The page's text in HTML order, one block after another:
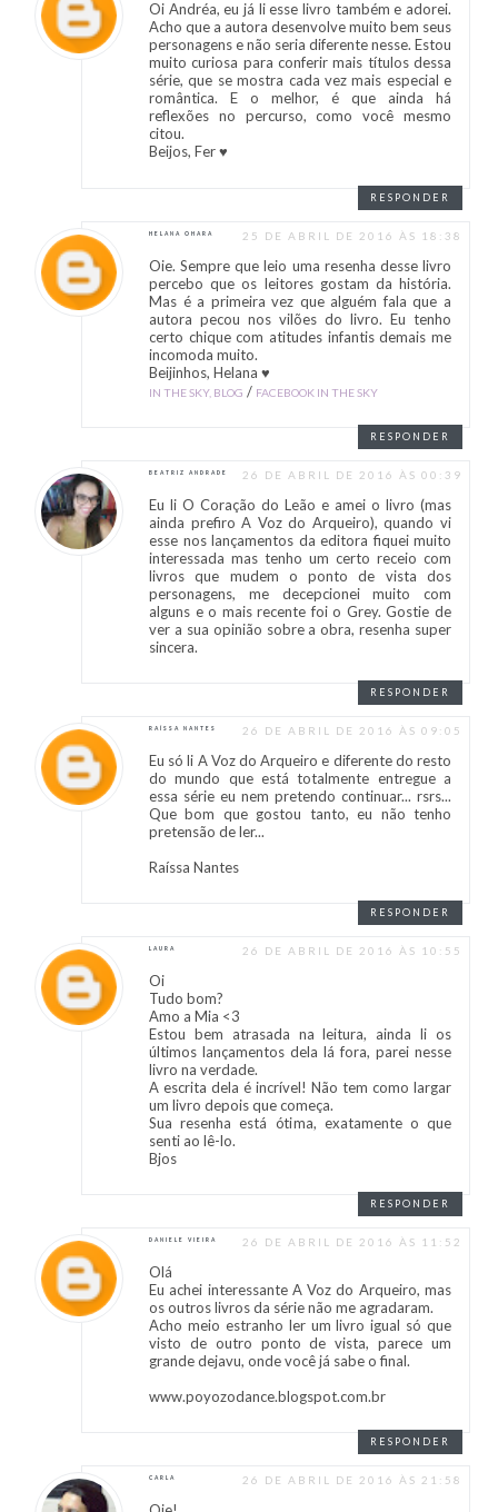
Oi Andréa, eu já li esse livro também e adorei.
Acho que a autora desenvolve muito bem seus
personagens e não seria diferente nesse. Estou
muito curiosa para conferir mais títulos dessa
série, que se mostra cada vez mais especial e
romântica. E o melhor, é que ainda há
reflexões no percurso, como você mesmo
citou.
Beijos, Fer ♥
RESPONDER
HELANA OHARA 25 DE ABRIL DE 2016 ÀS 18:38
Oie. Sempre que leio uma resenha desse livro
percebo que os leitores gostam da história.
Mas é a primeira vez que alguém fala que a
autora pecou nos vilões do livro. Eu tenho
certo chique com atitudes infantis demais me
incomoda muito.
Beijinhos, Helana ♥
IN THE SKY, BLOG / FACEBOOK IN THE SKY
RESPONDER
BEATRIZ ANDRADE 26 DE ABRIL DE 2016 ÀS 00:39
Eu li O Coração do Leão e amei o livro (mas
ainda prefiro A Voz do Arqueiro), quando vi
esse nos lançamentos da editora fiquei muito
interessada mas tenho um certo receio com
livros que mudem o ponto de vista dos
personagens, me decepcionei muito com
alguns e o mais recente foi o Grey. Gostie de
ver a sua opinião sobre a obra, resenha super
sincera.
RESPONDER
RAÍSSA NANTES 26 DE ABRIL DE 2016 ÀS 09:05
Eu só li A Voz do Arqueiro e diferente do resto
do mundo que está totalmente entregue a
essa série eu nem pretendo continuar... rsrs...
Que bom que gostou tanto, eu não tenho
pretensão de ler...
Raíssa Nantes
RESPONDER
LAURA 26 DE ABRIL DE 2016 ÀS 10:55
Oi
Tudo bom?
Amo a Mia <3
Estou bem atrasada na leitura, ainda li os
últimos lançamentos dela lá fora, parei nesse
livro na verdade.
A escrita dela é incrível! Não tem como largar
um livro depois que começa.
Sua resenha está ótima, exatamente o que
senti ao lê-lo.
Bjos
RESPONDER
DANIELE VIEIRA 26 DE ABRIL DE 2016 ÀS 11:52
Olá
Eu achei interessante A Voz do Arqueiro, mas
os outros livros da série não me agradaram.
Acho meio estranho ler um livro igual só que
visto de outro ponto de vista, parece um
grande dejavu, onde você já sabe o final.
www.poyozodance.blogspot.com.br
RESPONDER
CARLA 26 DE ABRIL DE 2016 ÀS 21:58